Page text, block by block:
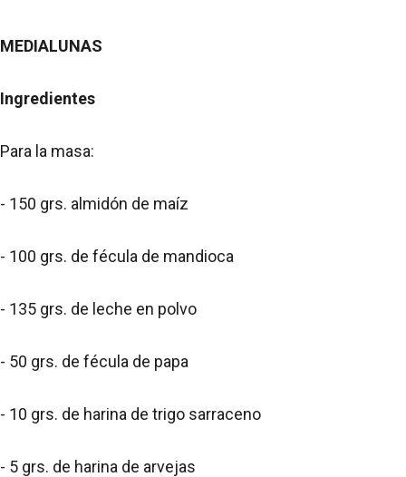
MEDIALUNAS
Ingredientes
Para la masa:
- 150 grs. almidón de maíz
- 100 grs. de fécula de mandioca
- 135 grs. de leche en polvo
- 50 grs. de fécula de papa
- 10 grs. de harina de trigo sarraceno
- 5 grs. de harina de arvejas